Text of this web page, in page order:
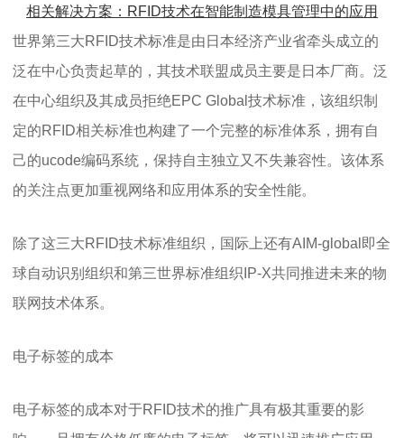
相关解决方案：RFID技术在智能制造模具管理中的应用
世界第三大RFID技术标准是由日本经济产业省牵头成立的
泛在中心负责起草的，其技术联盟成员主要是日本厂商。泛
在中心组织及其成员拒绝EPC Global技术标准，该组织制
定的RFID相关标准也构建了一个完整的标准体系，拥有自
己的ucode编码系统，保持自主独立又不失兼容性。该体系
的关注点更加重视网络和应用体系的安全性能。
除了这三大RFID技术标准组织，国际上还有AIM-global即全
球自动识别组织和第三世界标准组织IP-X共同推进未来的物
联网技术体系。
电子标签的成本
电子标签的成本对于RFID技术的推广具有极其重要的影